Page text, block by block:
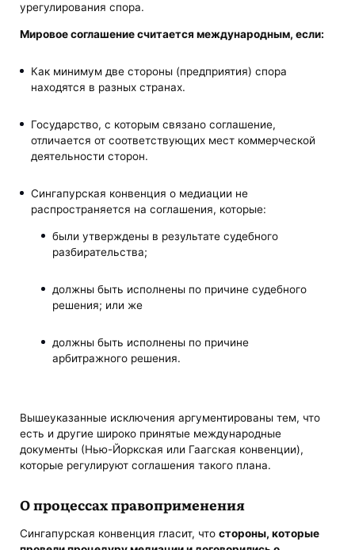
урегулирования спора.
Мировое соглашение считается международным, если:
Как минимум две стороны (предприятия) спора
находятся в разных странах.
Государство, с которым связано соглашение,
отличается от соответствующих мест коммерческой
деятельности сторон.
Сингапурская конвенция о медиации не
распространяется на соглашения, которые:
были утверждены в результате судебного
разбирательства;
должны быть исполнены по причине судебного
решения; или же
должны быть исполнены по причине
арбитражного решения.
Вышеуказанные исключения аргументированы тем, что
есть и другие широко принятые международные
документы (Нью-Йоркская или Гаагская конвенции),
которые регулируют соглашения такого плана.
О процессах правоприменения
Сингапурская конвенция гласит, чтостороны, которые